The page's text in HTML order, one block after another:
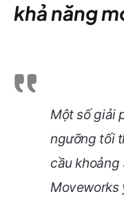
khả năng
Một số giải
ngưỡng tối
cầu
Moveworks